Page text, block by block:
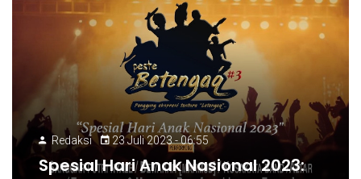
Redaksi 23 Juli 2023 - 06:55
Spesial Hari Anak Nasional 2023: